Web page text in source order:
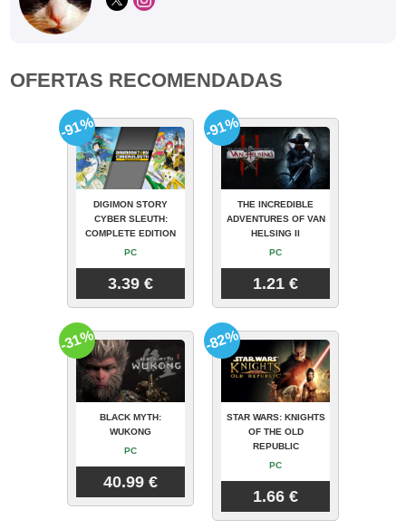
OFERTAS RECOMENDADAS
DIGIMON STORY
CYBER SLEUTH:
COMPLETE EDITION
PC
3.39 €
-91%
THE INCREDIBLE
ADVENTURES OF VAN
HELSING II
PC
1.21 €
-91%
BLACK MYTH:
WUKONG
PC
40.99 €
-31%
STAR WARS: KNIGHTS
OF THE OLD
REPUBLIC
PC
1.66 €
-82%